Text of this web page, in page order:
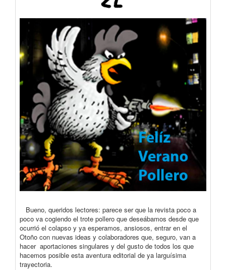
Bueno, queridos lectores: parece ser que la revista poco a
poco va cogiendo el trote pollero que deseábamos desde que
ocurrió el colapso y ya esperamos, ansiosos, entrar en el
Otoño con nuevas ideas y colaboradores que, seguro, van a
hacer aportaciones singulares y del gusto de todos los que
hacemos posible esta aventura editorial de ya larguísima
trayectoria.